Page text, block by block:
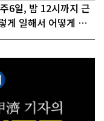
6일, 밤 12시까지 근
게 일해서 어떻게 경
반문하더라"